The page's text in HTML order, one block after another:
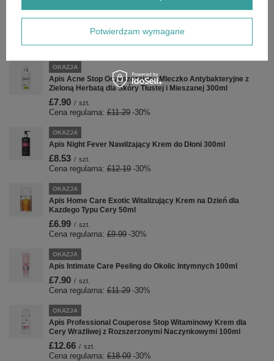
Zobacz również
OKAZJA
Apis Acne Stop Oczyszczające Mleczko Antybakteryjne z
Zieloną Herbatą dla Skóry Tłustej i Mieszanej 300ml
£7.90 / szt.
Cena regularna: £11.29 -30%
OKAZJA
Apis Night Fever Nawilżający Krem do Dłoni 300ml
£8.53 / szt.
Cena regularna: £12.19 -30%
OKAZJA
Apis Home Care Exotic Witalizujący Krem ​​na Dzień dla
Kazdego Typu Cery 50ml
£6.99 / szt.
Cena regularna: £9.99 -30%
OKAZJA
Apis Intimate Care Peeling do Okolic Intymnych 100ml
£7.90 / szt.
Cena regularna: £11.29 -30%
OKAZJA
Apis Professional Couperose Stop Witaminowy Krem dla
Cery Wrażliwej z Rozszerzonymi Naczynkowymi 100ml
£12.66 / szt.
Cena regularna: £18.09 -30%
Potwierdzam wymagane